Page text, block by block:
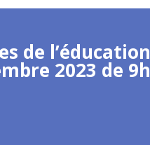
de l’éducation
2023 de 9h